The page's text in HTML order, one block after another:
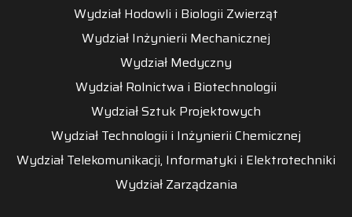
Wydział Hodowli i Biologii Zwierząt
Wydział Inżynierii Mechanicznej
Wydział Medyczny
Wydział Rolnictwa i Biotechnologii
Wydział Sztuk Projektowych
Wydział Technologii i Inżynierii Chemicznej
Wydział Telekomunikacji, Informatyki i Elektrotechniki
Wydział Zarządzania